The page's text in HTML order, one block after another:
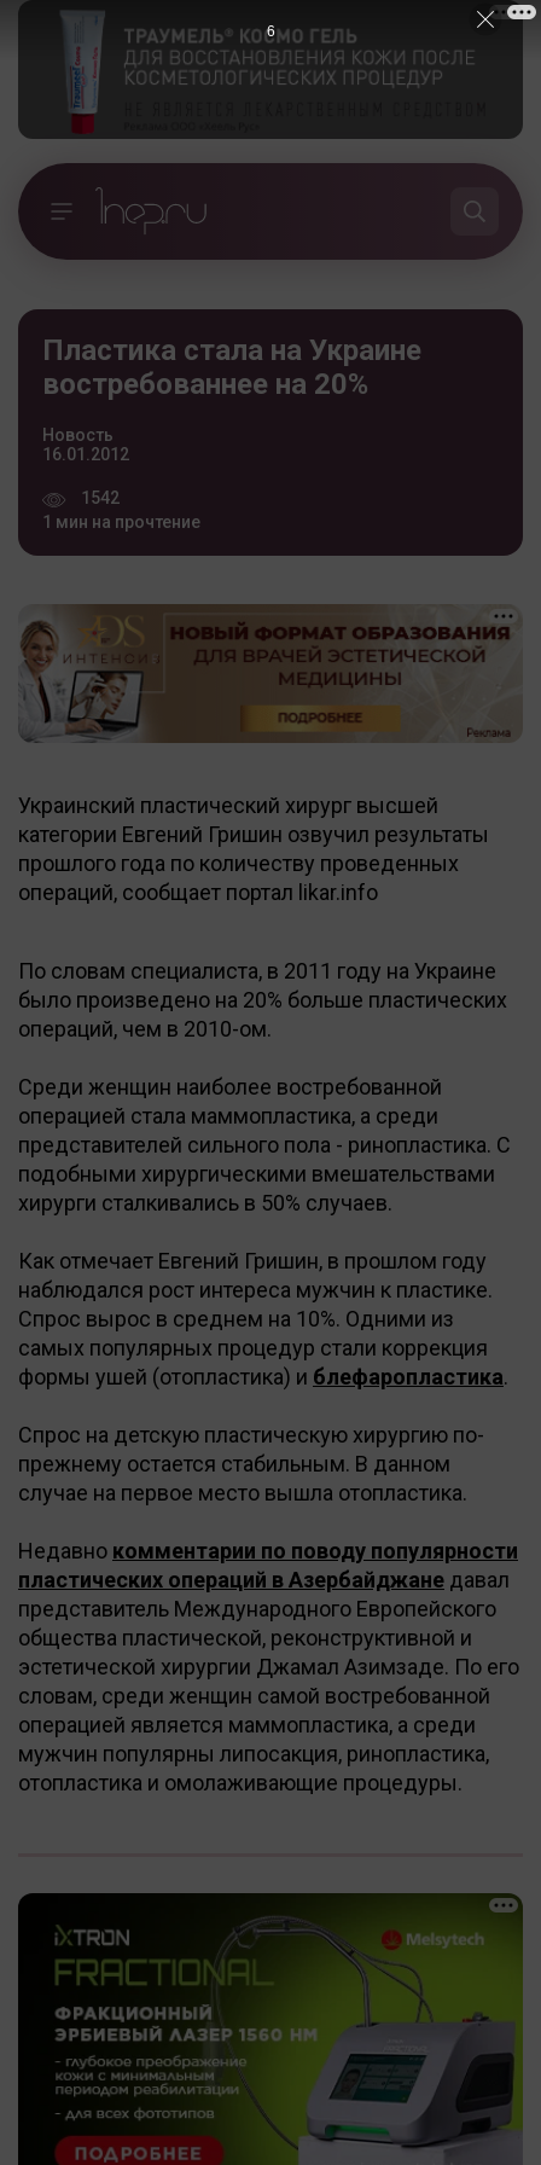
Пластика стала на Украине
востребованнее на 20%
Новость
16.01.2012
1542
1 мин на прочтение
Украинский пластический хирург высшей
категории Евгений Гришин озвучил результаты
прошлого года по количеству проведенных
операций, сообщает портал likar.info
По словам специалиста, в 2011 году на Украине
было произведено на 20% больше пластических
операций, чем в 2010-ом.
Среди женщин наиболее востребованной
операцией стала маммопластика, а среди
представителей сильного пола - ринопластика. С
подобными хирургическими вмешательствами
хирурги сталкивались в 50% случаев.
Как отмечает Евгений Гришин, в прошлом году
наблюдался рост интереса мужчин к пластике.
Спрос вырос в среднем на 10%. Одними из
самых популярных процедур стали коррекция
формы ушей (отопластика) и блефаропластика.
Спрос на детскую пластическую хирургию по-
прежнему остается стабильным. В данном
случае на первое место вышла отопластика.
Недавно комментарии по поводу популярности
пластических операций в Азербайджане давал
представитель Международного Европейского
общества пластической, реконструктивной и
эстетической хирургии Джамал Азимзаде. По его
словам, среди женщин самой востребованной
операцией является маммопластика, а среди
мужчин популярны липосакция, ринопластика,
отопластика и омолаживающие процедуры.
5